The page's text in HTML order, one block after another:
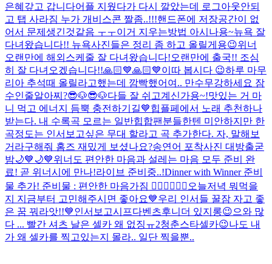
은혜갚고 갑니다어플 지웠다가 다시 깔았는데 로그아웃안되
고 탭 사라짐 누가 개비스콘 짤좀..!!!핸드폰에 저장공간이 없
어서 문제생긴것같음 ㅜㅜ이거 지우는방법 아시나용~뉴욕 잘
다녀왔습니다!! 뉴욕사진들은 정리 좀 하고 올릴게용😉위너
오랜만에 해외스케줄 잘 다녀왔습니다!오랜만에 출국!! 조심
히 잘 다녀오겠습니다!!🙏🏻💙🙏🏻💙이따 봅시다 😉하루 마무
리 아 추석때 올릴라고했는데 깜빡했어여.. 만수무강하세요 잠
수인줄알아찌?😎🐶😎🐶다들 잘 쉬고계신가용~!맛있는 거 마
니 먹고 에너지 듬뿍 충전하기길💙힙플페에서 노래 추천하나
받는다. 내 수록곡 모르는 일반힙합팬분들한텐 미안하지만 한
곡정도는 인서보고싶은 무대 할라고 곡 추가한다. 자, 말해보
거라구해줘 홈즈 재밌게 보셨나요?송연어 포착사진 대방출굳
밤🌙💙🌙💙위너도 편안한 마음과 설레는 마음 모두 준비 완
료! 곧 위너시에 만나!라이브 준비중..!Dinner with Winner 준비
물 추가! 준비물 : 편안한 마음가짐 👍🏻💙👍🏻🤍 오늘저녁 뭐먹을
지 지금부터 고민해주시면 좋아요💙우리 인서들 꿀잠 자고 좋
은 꿈 꿔라앗!!💙인서보고시프다벤츠후니 더 있지롱😉으와 많
다 ... 빨간 셔츠 날은 셀카 왜 없징ㅠ2청춘스타셀카😉나도 내
가 왜 셀카를 찍고있는지 몰라.. 일단 찍을뿐..